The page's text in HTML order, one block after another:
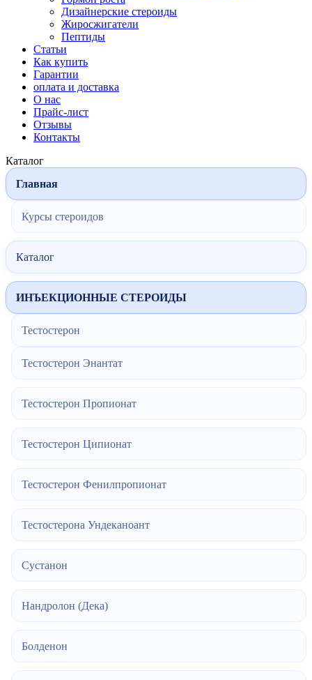
Дизайнерские стероиды
Жиросжигатели
Пептиды
Статьи
Как купить
Гарантии
оплата и доставка
О нас
Прайс-лист
Отзывы
Контакты
Каталог
Главная
Курсы стероидов
Каталог
ИНЪЕКЦИОННЫЕ СТЕРОИДЫ
Тестостерон
Тестостерон Энантат
Тестостерон Пропионат
Тестостерон Ципионат
Тестостерон Фенилпропионат
Тестостерона Ундеканоант
Сустанон
Нандролон (Дека)
Болденон